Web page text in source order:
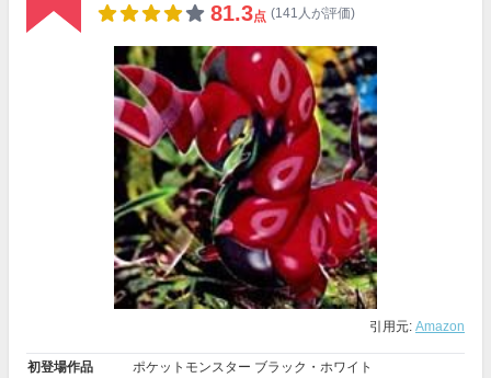
81.3点 (141人が評価)
引用元: Amazon
初登場作品
ポケットモンスター ブラック・ホワイト